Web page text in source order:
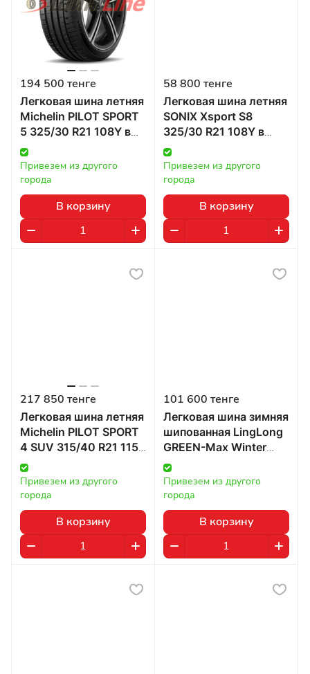
194 500 тенге
Легковая шина летняя
Michelin PILOT SPORT
5 325/30 R21 108Y в
Казахстане
Привезем из другого
города
В корзину
58 800 тенге
Легковая шина летняя
SONIX Xsport S8
325/30 R21 108Y в
Казахстане
Привезем из другого
города
В корзину
217 850 тенге
Легковая шина летняя
Michelin PILOT SPORT
4 SUV 315/40 R21 115Y
в Казахстане
Привезем из другого
города
В корзину
101 600 тенге
Легковая шина зимняя
шипованная LingLong
GREEN-Max Winter
GRIP 2 315/40 R21
115T в Казахстане
Привезем из другого
города
В корзину